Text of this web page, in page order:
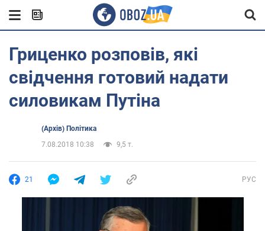
Гриценко розповів, які
свідчення готовий надати
силовикам Путіна
(Архів) Політика
7.08.2018 10:38
9,5 т.
21 РУС